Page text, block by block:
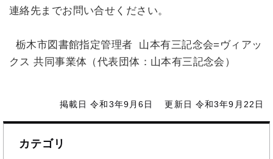
連絡先までお問い合せください。
栃木市図書館指定管理者 山本有三記念会=ヴィアッ
クス 共同事業体（代表団体：山本有三記念会）
掲載日 令和3年9月6日 更新日 令和3年9月22日
カテゴリ